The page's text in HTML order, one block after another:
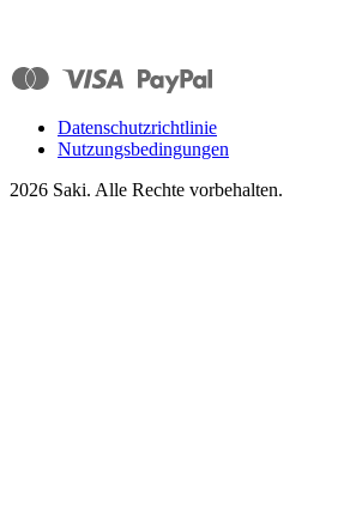
Datenschutzrichtlinie
Nutzungsbedingungen
2026 Saki. Alle Rechte vorbehalten.